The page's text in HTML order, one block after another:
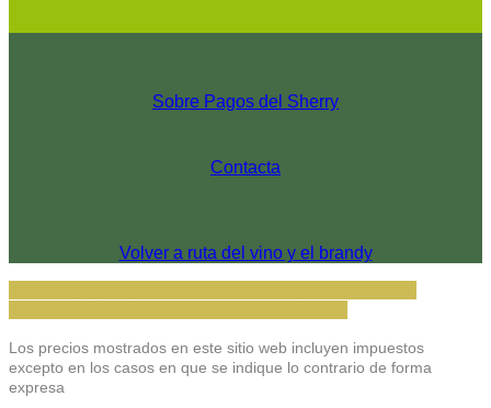
Sobre Pagos del Sherry
Contacta
Volver a ruta del vino y el brandy
Los precios mostrados en este sitio web incluyen impuestos
excepto en los casos en que se indique lo contrario de forma
expresa